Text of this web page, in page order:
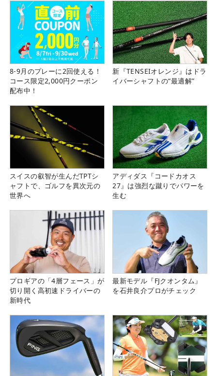
8-9月のプレーに2回使える！
コース限定2,000円クーポン
配布中！
新『TENSEIオレンジ』はドラ
イバーシャフトの“最適解”
スイスの叡智が生んだTPTシ
ャフトで、ゴルフを異次元の
世界へ
アディダス『コードカオス
27』は強烈な蹴りでパワーを
生む
プロギアの「4層フェース」が
切り開く高初速ドライバーの
新時代
最新モデル『FJクオンタム』
を石井良介プロがチェック